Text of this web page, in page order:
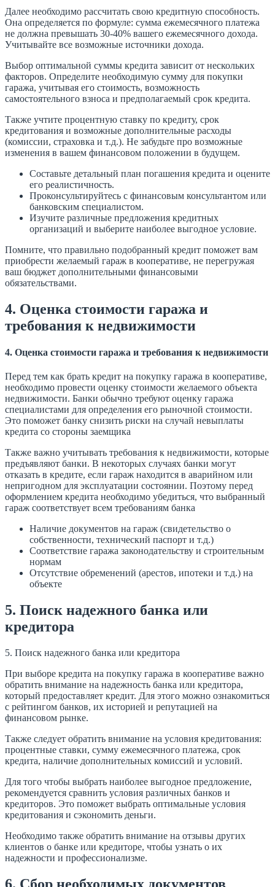
Далее необходимо рассчитать свою кредитную способность.
Она определяется по формуле: сумма ежемесячного платежа
не должна превышать 30-40% вашего ежемесячного дохода.
Учитывайте все возможные источники дохода.
Выбор оптимальной суммы кредита зависит от нескольких
факторов. Определите необходимую сумму для покупки
гаража, учитывая его стоимость, возможность
самостоятельного взноса и предполагаемый срок кредита.
Также учтите процентную ставку по кредиту, срок
кредитования и возможные дополнительные расходы
(комиссии, страховка и т.д.). Не забудьте про возможные
изменения в вашем финансовом положении в будущем.
Составьте детальный план погашения кредита и оцените
его реалистичность.
Проконсультируйтесь с финансовым консультантом или
банковским специалистом.
Изучите различные предложения кредитных
организаций и выберите наиболее выгодное условие.
Помните, что правильно подобранный кредит поможет вам
приобрести желаемый гараж в кооперативе, не перегружая
ваш бюджет дополнительными финансовыми
обязательствами.
4. Оценка стоимости гаража и
требования к недвижимости
4. Оценка стоимости гаража и требования к недвижимости
Перед тем как брать кредит на покупку гаража в кооперативе,
необходимо провести оценку стоимости желаемого объекта
недвижимости. Банки обычно требуют оценку гаража
специалистами для определения его рыночной стоимости.
Это поможет банку снизить риски на случай невыплаты
кредита со стороны заемщика
Также важно учитывать требования к недвижимости, которые
предъявляют банки. В некоторых случаях банки могут
отказать в кредите, если гараж находится в аварийном или
непригодном для эксплуатации состоянии. Поэтому перед
оформлением кредита необходимо убедиться, что выбранный
гараж соответствует всем требованиям банка
Наличие документов на гараж (свидетельство о
собственности, технический паспорт и т.д.)
Соответствие гаража законодательству и строительным
нормам
Отсутствие обременений (арестов, ипотеки и т.д.) на
объекте
5. Поиск надежного банка или
кредитора
5. Поиск надежного банка или кредитора
При выборе кредита на покупку гаража в кооперативе важно
обратить внимание на надежность банка или кредитора,
который предоставляет кредит. Для этого можно ознакомиться
с рейтингом банков, их историей и репутацией на
финансовом рынке.
Также следует обратить внимание на условия кредитования:
процентные ставки, сумму ежемесячного платежа, срок
кредита, наличие дополнительных комиссий и условий.
Для того чтобы выбрать наиболее выгодное предложение,
рекомендуется сравнить условия различных банков и
кредиторов. Это поможет выбрать оптимальные условия
кредитования и сэкономить деньги.
Необходимо также обратить внимание на отзывы других
клиентов о банке или кредиторе, чтобы узнать о их
надежности и профессионализме.